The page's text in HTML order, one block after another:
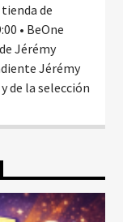
de
• BeOne
Jérémy
Jérémy
de la selección